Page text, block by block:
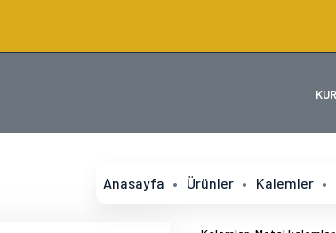
Anasayfa Ürünler Kalemler